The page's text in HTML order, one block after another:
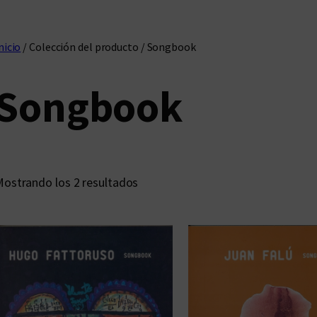
/ Colección del producto / Songbook
los 2 resultados
n
d